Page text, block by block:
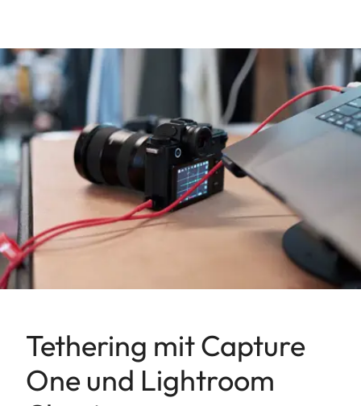
Tethering mit Capture
One und Lightroom